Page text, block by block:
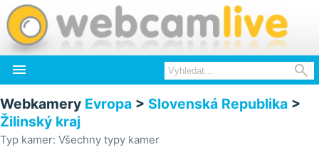
 
Webkamery Evropa > Slovenská Republika >
Žilinský kraj
Typ kamer: Všechny typy kamer